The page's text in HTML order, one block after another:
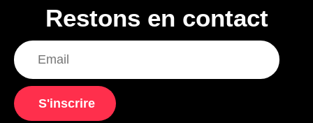
Restons en contact
S'inscrire